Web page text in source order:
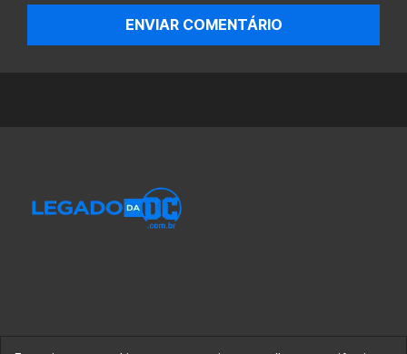
ENVIAR COMENTÁRIO